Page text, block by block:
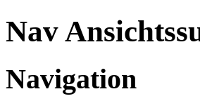
Nav
Navigation